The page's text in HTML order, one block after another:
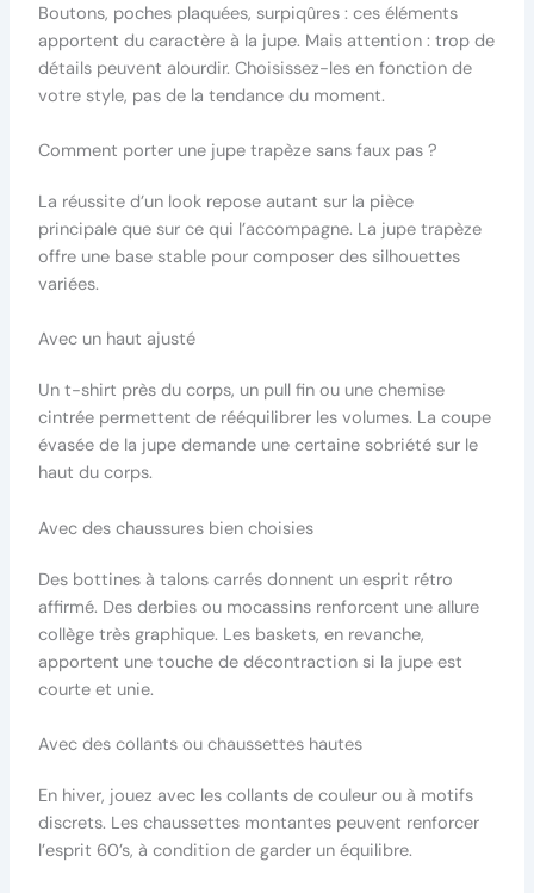
Boutons, poches plaquées, surpiqûres : ces éléments
apportent du caractère à la jupe. Mais attention : trop de
détails peuvent alourdir. Choisissez-les en fonction de
votre style, pas de la tendance du moment.
Comment porter une jupe trapèze sans faux pas ?
La réussite d’un look repose autant sur la pièce
principale que sur ce qui l’accompagne. La jupe trapèze
offre une base stable pour composer des silhouettes
variées.
Avec un haut ajusté
Un t-shirt près du corps, un pull fin ou une chemise
cintrée permettent de rééquilibrer les volumes. La coupe
évasée de la jupe demande une certaine sobriété sur le
haut du corps.
Avec des chaussures bien choisies
Des bottines à talons carrés donnent un esprit rétro
affirmé. Des derbies ou mocassins renforcent une allure
collège très graphique. Les baskets, en revanche,
apportent une touche de décontraction si la jupe est
courte et unie.
Avec des collants ou chaussettes hautes
En hiver, jouez avec les collants de couleur ou à motifs
discrets. Les chaussettes montantes peuvent renforcer
l’esprit 60’s, à condition de garder un équilibre.